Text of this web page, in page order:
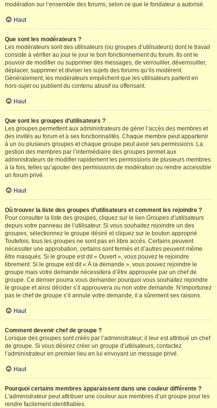
modération sur l’ensemble des forums, selon ce que le fondateur a autorisé.
Haut
Que sont les modérateurs ?
Les modérateurs sont des utilisateurs (ou groupes d’utilisateurs) dont le travail
consiste à vérifier au jour le jour le bon fonctionnement du forum. Ils ont le
pouvoir de modifier ou supprimer des messages, de verrouiller, déverrouiller,
déplacer, supprimer et diviser les sujets des forums qu’ils modèrent.
Généralement, les modérateurs empêchent que les utilisateurs partent en
hors-sujetou publient du contenu abusif ou offensant.
Haut
Que sont les groupes d’utilisateurs ?
Les groupes permettent aux administrateurs de gérer l’accès des membres et
des invités au forum et à ses fonctionnalités. Chaque membre peut appartenir
à un ou plusieurs groupes et chaque groupe peut avoir ses permissions. La
gestion des membres par l’intermédiaire des groupes permet aux
administrateurs de modifier rapidement les permissions de plusieurs membres
à la fois, telles qu’ajouter des permissions de modération ou rendre accessible
un forum privé.
Haut
Où trouver la liste des groupes d’utilisateurs et comment les rejoindre ?
Pour consulter la liste des groupes, cliquez sur le lien Groupes d’utilisateurs
depuis votre panneau de l’utilisateur. Si vous souhaitez rejoindre un des
groupes, sélectionnez le groupe désiré et cliquez sur le bouton approprié.
Toutefois, tous les groupes ne sont pas en libre accès. Certains peuvent
nécessiter une approbation, certains sont fermés et d’autres peuvent même
être masqués. Si le groupe est dit « Ouvert », vous pouvez le rejoindre
librement. Si le groupe est dit « À la demande », vous pouvez rejoindre le
groupe mais votre demande nécessitera d’être approuvée par un chef de
groupe. Ce dernier pourra vous demander pourquoi vous souhaitez rejoindre
le groupe et ainsi décider s’il approuvera ou non votre demande. N’importunez
pas le chef de groupe s’il annule votre demande, il a sûrement ses raisons.
Haut
Comment devenir chef de groupe ?
Lorsque des groupes sont créés par l’administrateur, il leur est attribué un chef
de groupe. Si vous désirez créer un groupe d’utilisateurs, contactez
l’administrateur en premier lieu en lui envoyant un message privé.
Haut
Pourquoi certains membres apparaissent dans une couleur différente ?
L’administrateur peut attribuer une couleur aux membres d’un groupe pour les
rendre facilement identifiables.